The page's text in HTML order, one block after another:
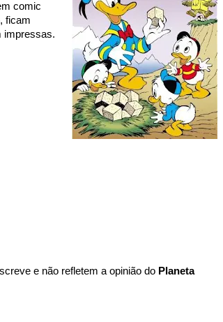
comic
ficam
impressas.
e não refletem a opinião do Planeta